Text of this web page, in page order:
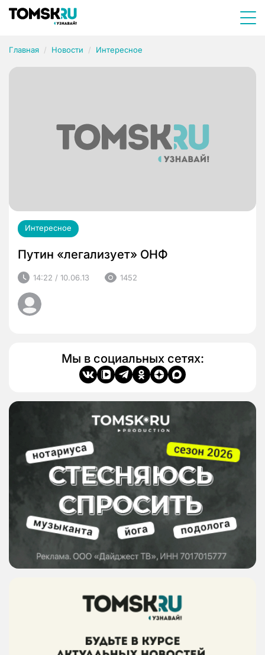
Главная Новости Интересное
Интересное
Путин «легализует» ОНФ
14:22 / 10.06.13 1452
Мы в социальных сетях: